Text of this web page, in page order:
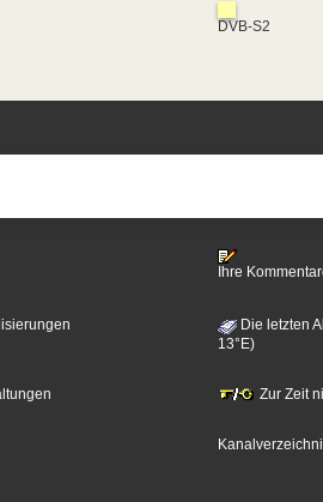
DVB-S2
Ihre
Die letzten
13°E)
Zur Zeit